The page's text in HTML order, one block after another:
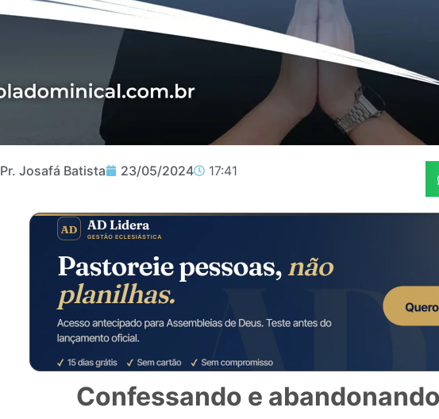
Pr. Josafá Batista 23/05/2024 17:41
Confessando e